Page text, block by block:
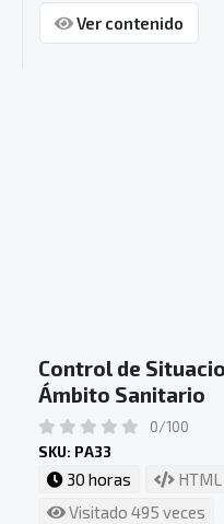
Ver contenido
Control de
Ámbito Sanitario
0/100
SKU: PA33
30 horas
Visitado 495 veces